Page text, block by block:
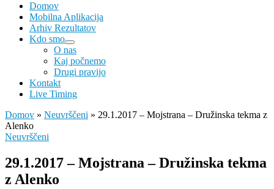
Domov
Mobilna Aplikacija
Arhiv Rezultatov
Kdo smo
O nas
Kaj počnemo
Drugi pravijo
Kontakt
Live Timing
Domov » Neuvrščeni » 29.1.2017 – Mojstrana – Družinska tekma z
Alenko
Neuvrščeni
29.1.2017 – Mojstrana – Družinska tekma
z Alenko